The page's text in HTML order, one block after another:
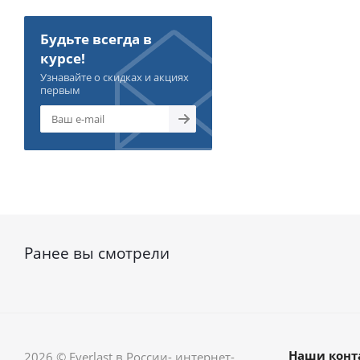
Будьте всегда в
курсе!
Узнавайте о скидках и акциях
первым
Ранее вы смотрели
2026 © Everlast в России- интернет- Наши